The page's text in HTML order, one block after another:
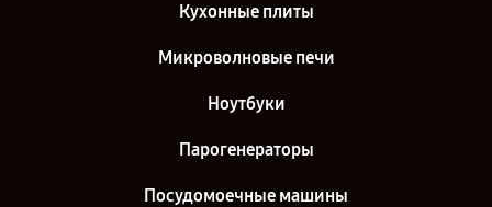
Кухонные плиты
Микроволновые печи
Ноутбуки
Парогенераторы
Посудомоечные машины